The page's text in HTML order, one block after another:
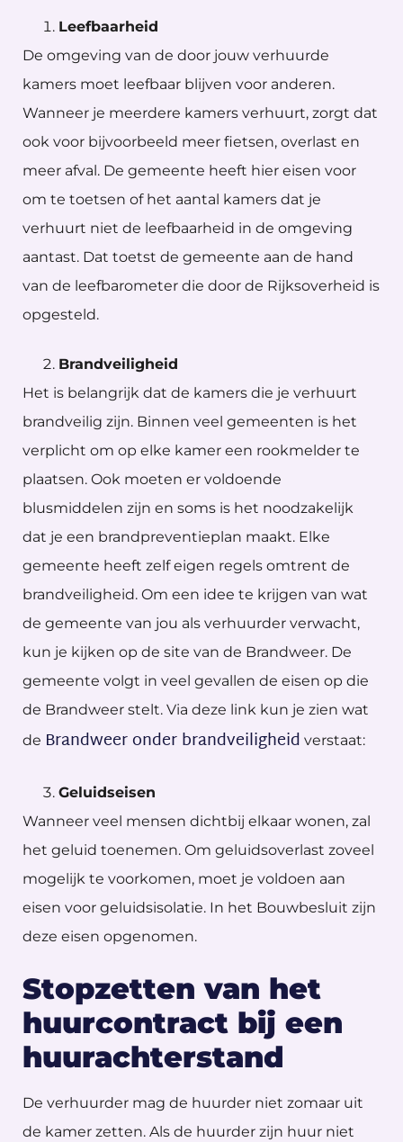
Leefbaarheid
De omgeving van de door jouw verhuurde
kamers moet leefbaar blijven voor anderen.
Wanneer je meerdere kamers verhuurt, zorgt dat
ook voor bijvoorbeeld meer fietsen, overlast en
meer afval. De gemeente heeft hier eisen voor
om te toetsen of het aantal kamers dat je
verhuurt niet de leefbaarheid in de omgeving
aantast. Dat toetst de gemeente aan de hand
van de leefbarometer die door de Rijksoverheid is
opgesteld.
Brandveiligheid
Het is belangrijk dat de kamers die je verhuurt
brandveilig zijn. Binnen veel gemeenten is het
verplicht om op elke kamer een rookmelder te
plaatsen. Ook moeten er voldoende
blusmiddelen zijn en soms is het noodzakelijk
dat je een brandpreventieplan maakt. Elke
gemeente heeft zelf eigen regels omtrent de
brandveiligheid. Om een idee te krijgen van wat
de gemeente van jou als verhuurder verwacht,
kun je kijken op de site van de Brandweer. De
gemeente volgt in veel gevallen de eisen op die
de Brandweer stelt. Via deze link kun je zien wat
de Brandweer onder brandveiligheid verstaat:
Geluidseisen
Wanneer veel mensen dichtbij elkaar wonen, zal
het geluid toenemen. Om geluidsoverlast zoveel
mogelijk te voorkomen, moet je voldoen aan
eisen voor geluidsisolatie. In het Bouwbesluit zijn
deze eisen opgenomen.
Stopzetten van het
huurcontract bij een
huurachterstand
De verhuurder mag de huurder niet zomaar uit
de kamer zetten. Als de huurder zijn huur niet